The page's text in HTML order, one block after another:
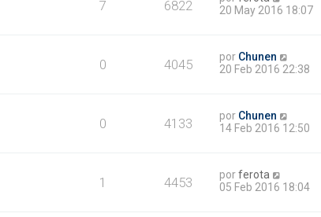
7 6822
20 May 2016 18:07
0 4045 por Chunen
20 Feb 2016 22:38
0 4133 por Chunen
14 Feb 2016 12:50
1 4453 porferota
05 Feb 2016 18:04